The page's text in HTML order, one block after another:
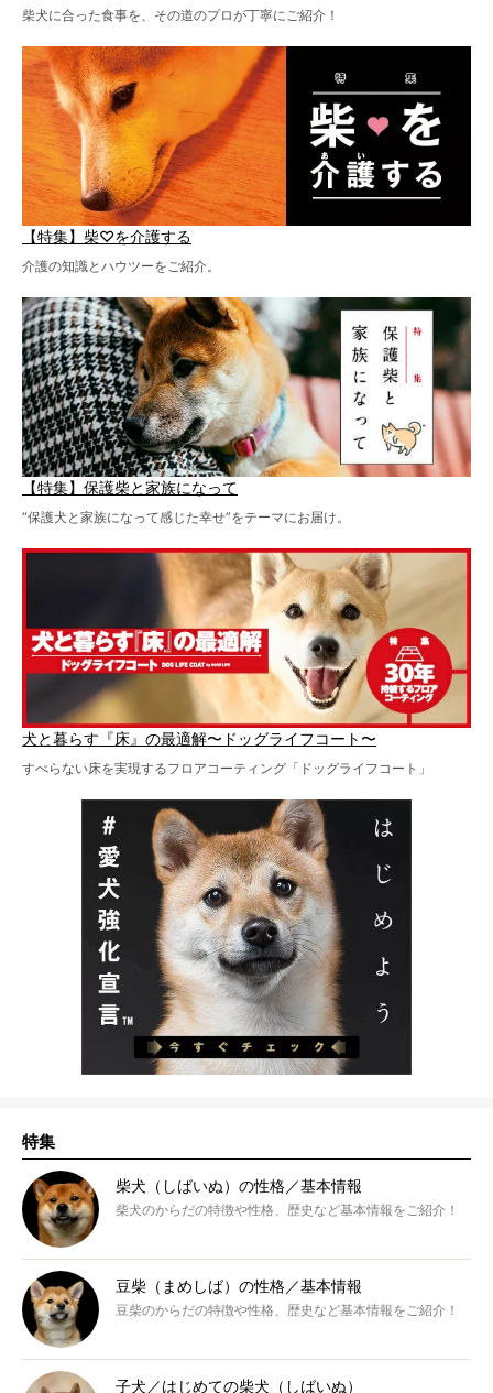
柴犬に合った食事を、その道のプロが丁寧にご紹介！
【特集】柴♡を介護する
介護の知識とハウツーをご紹介。
【特集】保護柴と家族になって
“保護犬と家族になって感じた幸せ”をテーマにお届け。
犬と暮らす『床』の最適解〜ドッグライフコート〜
すべらない床を実現するフロアコーティング「ドッグライフコート」
特集
柴犬（しばいぬ）の性格／基本情報
柴犬のからだの特徴や性格、歴史など基本情報をご紹介！
豆柴（まめしば）の性格／基本情報
豆柴のからだの特徴や性格、歴史など基本情報をご紹介！
子犬／はじめての柴犬（しばいぬ）